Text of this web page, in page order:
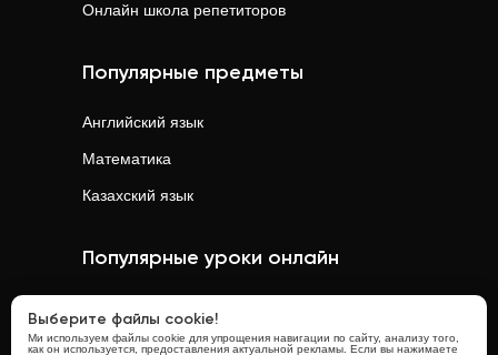
Онлайн школа репетиторов
Популярные предметы
Английский язык
Математика
Казахский язык
Популярные уроки онлайн
Физикаонлайн
Выберите файлы cookie!
Ми используем файлы cookie для упрощения навигации по сайту, анализу того,
как он используется, предоставления актуальной рекламы. Если вы нажимаете